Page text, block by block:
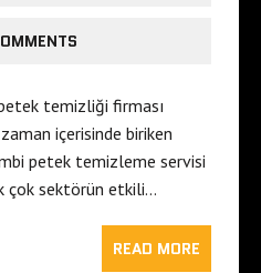
temizliği firması
içerisinde biriken
petek temizleme servisi
çok sektörün etkili…
READ MORE